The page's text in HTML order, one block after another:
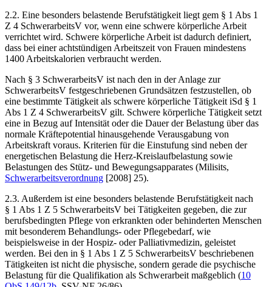
2.2. Eine besonders belastende Berufstätigkeit liegt gem § 1 Abs 1
Z 4 SchwerarbeitsV vor, wenn eine schwere körperliche Arbeit
verrichtet wird. Schwere körperliche Arbeit ist dadurch definiert,
dass bei einer achtstündigen Arbeitszeit von Frauen mindestens
1400 Arbeitskalorien verbraucht werden.
Nach § 3 SchwerarbeitsV ist nach den in der Anlage zur
SchwerarbeitsV festgeschriebenen Grundsätzen festzustellen, ob
eine bestimmte Tätigkeit als schwere körperliche Tätigkeit iSd § 1
Abs 1 Z 4 SchwerarbeitsV gilt. Schwere körperliche Tätigkeit setzt
eine in Bezug auf Intensität oder die Dauer der Belastung über das
normale Kräftepotential hinausgehende Verausgabung von
Arbeitskraft voraus. Kriterien für die Einstufung sind neben der
energetischen Belastung die Herz-Kreislaufbelastung sowie
Belastungen des Stütz- und Bewegungsapparates (Milisits,
Schwerarbeitsverordnung [2008] 25).
2.3. Außerdem ist eine besonders belastende Berufstätigkeit nach
§ 1 Abs 1 Z 5 SchwerarbeitsV bei Tätigkeiten gegeben, die zur
berufsbedingten Pflege von erkrankten oder behinderten Menschen
mit besonderem Behandlungs- oder Pflegebedarf, wie
beispielsweise in der Hospiz- oder Palliativmedizin, geleistet
werden. Bei den in § 1 Abs 1 Z 5 SchwerarbeitsV beschriebenen
Tätigkeiten ist nicht die physische, sondern gerade die psychische
Belastung für die Qualifikation als Schwerarbeit maßgeblich (10